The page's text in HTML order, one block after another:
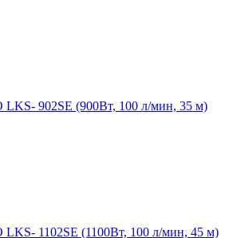
LKS- 902SE (900Вт, 100 л/мин, 35 м)
LKS- 1102SE (1100Вт, 100 л/мин, 45 м)